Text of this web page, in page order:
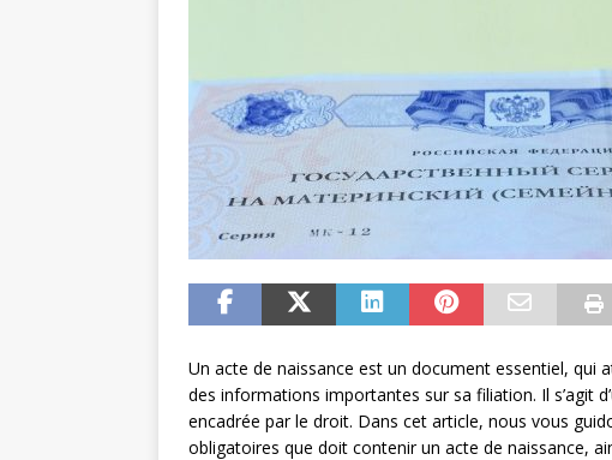
Un acte de naissance est un document essentiel, qui
des informations importantes sur sa filiation. Il s’agit
encadrée par le droit. Dans cet article, nous vous
obligatoires que doit contenir un acte de naissance,